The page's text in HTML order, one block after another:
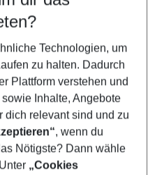
Technologien, um
zu halten. Dadurch
Plattform verstehen und
Inhalte, Angebote
dich relevant sind und zu
, wenn du
Nötigste? Dann wähle
„Cookies